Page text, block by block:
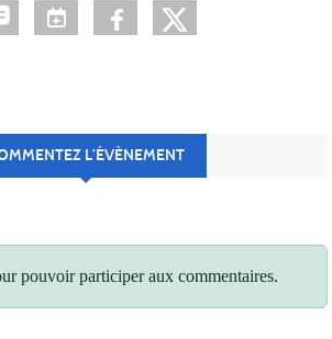
L’ÉVÈNEMENT
pouvoir participer aux commentaires.